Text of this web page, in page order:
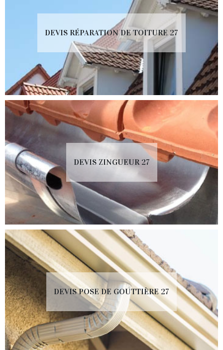
DEVIS RÉPARATION DE TOITURE 27
DEVIS ZINGUEUR 27
DEVIS POSE DE GOUTTIÈRE 27